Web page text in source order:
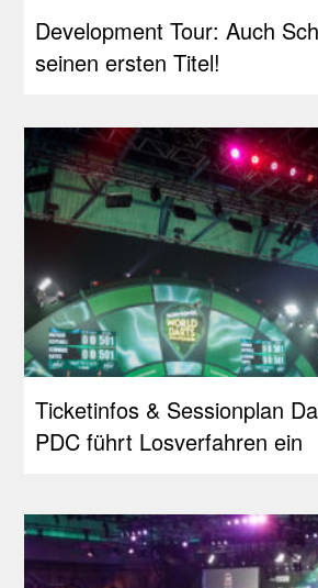
Development Tour: Auch
seinen ersten Titel!
Ticketinfos & Sessionplan
PDC führt Losverfahren ein